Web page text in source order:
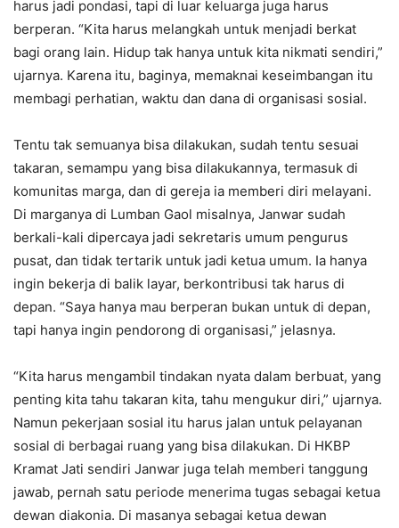
harus jadi pondasi, tapi di luar keluarga juga harus
berperan. “Kita harus melangkah untuk menjadi berkat
bagi orang lain. Hidup tak hanya untuk kita nikmati sendiri,”
ujarnya. Karena itu, baginya, memaknai keseimbangan itu
membagi perhatian, waktu dan dana di organisasi sosial.
Tentu tak semuanya bisa dilakukan, sudah tentu sesuai
takaran, semampu yang bisa dilakukannya, termasuk di
komunitas marga, dan di gereja ia memberi diri melayani.
Di marganya di Lumban Gaol misalnya, Janwar sudah
berkali-kali dipercaya jadi sekretaris umum pengurus
pusat, dan tidak tertarik untuk jadi ketua umum. Ia hanya
ingin bekerja di balik layar, berkontribusi tak harus di
depan. “Saya hanya mau berperan bukan untuk di depan,
tapi hanya ingin pendorong di organisasi,” jelasnya.
“Kita harus mengambil tindakan nyata dalam berbuat, yang
penting kita tahu takaran kita, tahu mengukur diri,” ujarnya.
Namun pekerjaan sosial itu harus jalan untuk pelayanan
sosial di berbagai ruang yang bisa dilakukan. Di HKBP
Kramat Jati sendiri Janwar juga telah memberi tanggung
jawab, pernah satu periode menerima tugas sebagai ketua
dewan diakonia. Di masanya sebagai ketua dewan